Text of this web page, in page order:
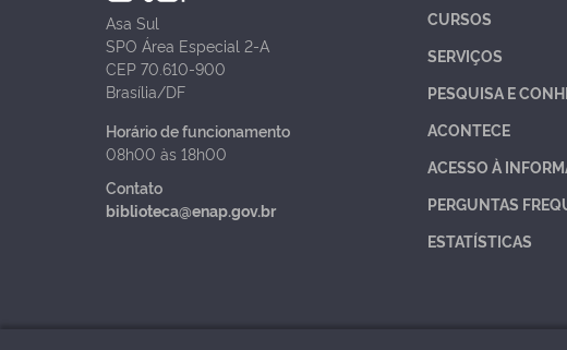
Asa Sul
SPO Área Especial 2-A
CEP 70.610-900
Brasília/DF
Horário de funcionamento
08h00 às 18h00
Contato
biblioteca@enap.gov.br
CURSOS
SERVIÇOS
PESQUISA E
ACONTECE
ACESSO À
PERGUNTAS
ESTATÍSTICAS